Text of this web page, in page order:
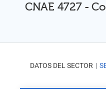
CNAE 4727 -
DATOS DEL SECTOR